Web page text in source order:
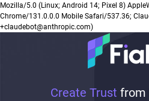
Create Trust from
Mozilla/5.0 (Linux; Android 14; Pixel 8)
Chrome/131.0.0.0 Mobile Safari/537.36;
+claudebot@anthropic.com)